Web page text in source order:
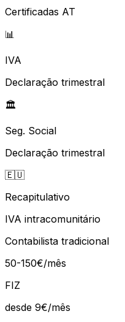
Certificadas AT
📊
IVA
Declaração trimestral
🏛️
Seg. Social
Declaração trimestral
🇪🇺
Recapitulativo
IVA intracomunitário
Contabilista tradicional
50-150€/mês
FIZ
desde 9€/mês